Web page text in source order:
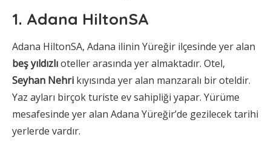
1. Adana HiltonSA
Adana HiltonSA, Adana ilinin Yüreğir ilçesinde yer alan
beş yıldızlıoteller arasında yer almaktadır. Otel,
Seyhan Nehri kıyısında yer alan manzaralı bir oteldir.
Yaz ayları birçok turiste ev sahipliği yapar. Yürüme
mesafesinde yer alan Adana Yüreğir’de gezilecek tarihi
yerlerde vardır.